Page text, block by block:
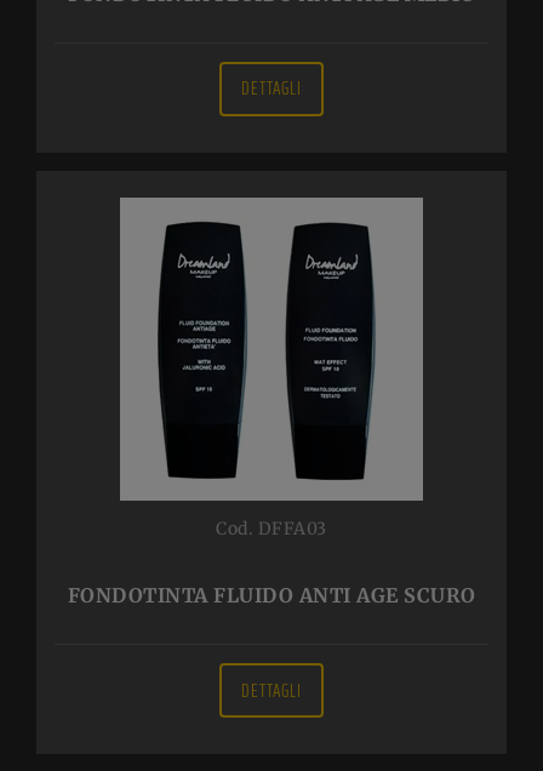
DETTAGLI
Cod. DFFA03
FONDOTINTA FLUIDO ANTI AGE SCURO
DETTAGLI